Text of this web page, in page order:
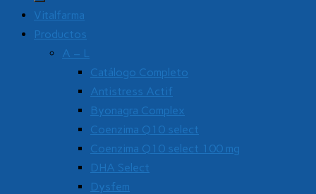
Vitalfarma
Productos
A – L
Catálogo Completo
Antistress Actif
Byonagra Complex
Coenzima Q10 select
Coenzima Q10 select 100 mg
DHA Select
Dysfem